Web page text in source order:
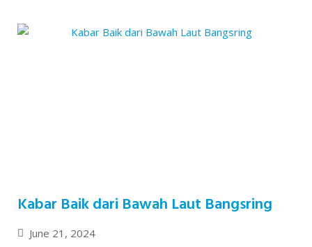
Kabar Baik dari Bawah Laut Bangsring
June 21, 2024